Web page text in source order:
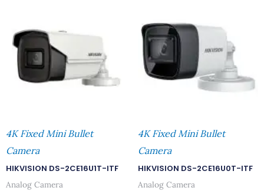
4K Fixed Mini Bullet
Camera
HIKVISION DS-2CE16U1T-ITF
Analog Camera
4K Fixed Mini Bullet
Camera
HIKVISION DS-2CE16U0T-ITF
Analog Camera